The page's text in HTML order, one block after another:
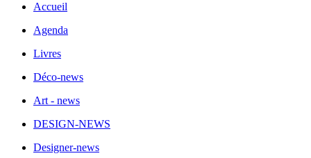
Accueil
Agenda
Livres
Déco-news
Art - news
DESIGN-NEWS
Designer-news